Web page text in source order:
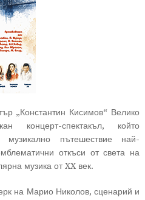
„Константин Кисимов“ Велико
концерт-спектакъл, който
пътешествие най-
откъси от света на
музика от XX век.
на Марио Николов, сценарий и